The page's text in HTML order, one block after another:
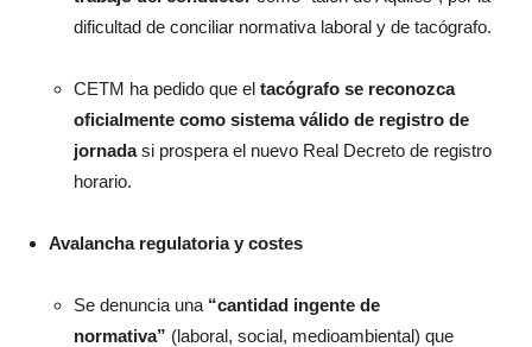
dificultad de conciliar normativa laboral y de tacógrafo.
CETM ha pedido que el tacógrafo se reconozca
oficialmente como sistema válido de registro de
jornadasi prospera el nuevo Real Decreto de registro
horario.
Avalancha regulatoria y costes
Se denuncia una “cantidad ingente de
normativa” (laboral, social, medioambiental) que